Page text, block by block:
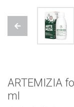
Previous
ARTEMIZIA
ml